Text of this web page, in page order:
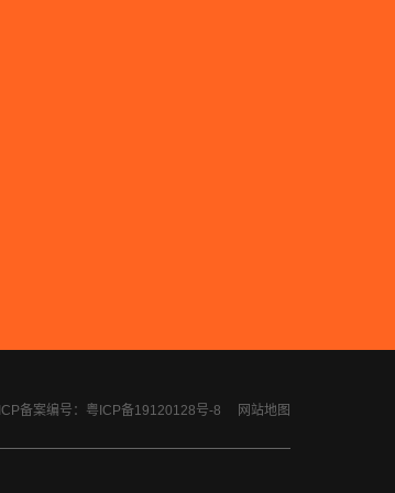
ICP备案编号：粤ICP备19120128号-8 网站地图